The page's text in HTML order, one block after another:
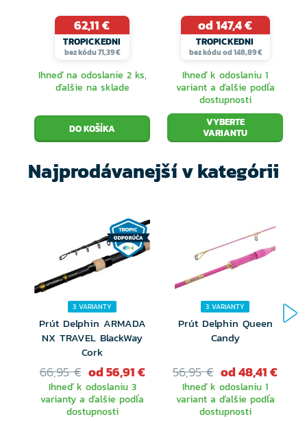
62,11 €
TROPICKEDNI
bez kódu 71,39 €
Ihneď na odoslanie 2 ks,
ďalšie na sklade
od 147,4 €
TROPICKEDNI
bez kódu od 148,89 €
Ihneď k odoslaniu 1
variant a ďalšie podľa
dostupnosti
VYBERTE
VARIANTU
Najprodávanejší v kategórii
3 VARIANTY
Prút Delphin ARMADA
NX TRAVEL BlackWay
Cork
66,95 € od 56,91 €
Ihneď k odoslaniu 3
varianty a ďalšie podľa
dostupnosti
3 VARIANTY
Prút Delphin Queen
Candy
56,95 € od 48,41 €
Ihneď k odoslaniu 1
variant a ďalšie podľa
dostupnosti